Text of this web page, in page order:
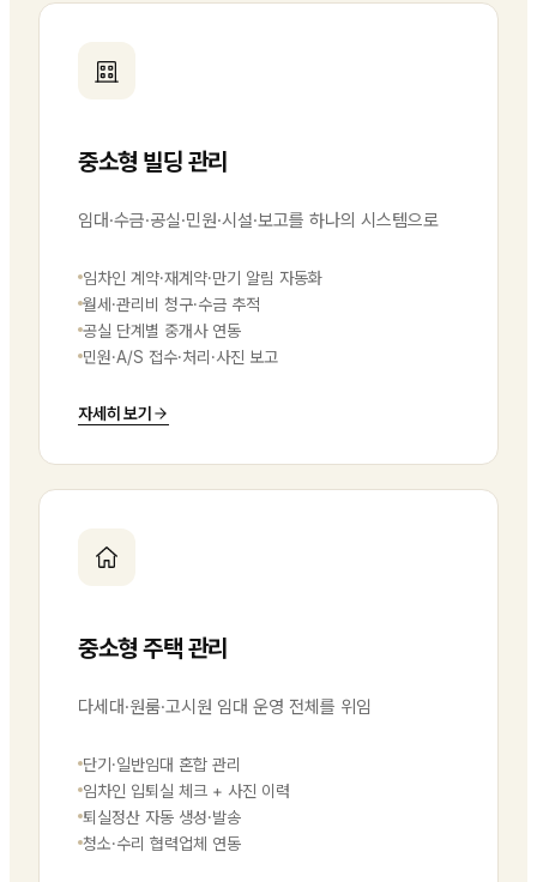
중소형 빌딩 관리
임대·수금·공실·민원·시설·보고를 하나의 시스템으로
임차인 계약·재계약·만기 알림 자동화
월세·관리비 청구·수금 추적
공실 단계별 중개사 연동
민원·A/S 접수·처리·사진 보고
자세히 보기
중소형 주택 관리
다세대·원룸·고시원 임대 운영 전체를 위임
단기·일반임대 혼합 관리
임차인 입퇴실 체크 + 사진 이력
퇴실정산 자동 생성·발송
청소·수리 협력업체 연동